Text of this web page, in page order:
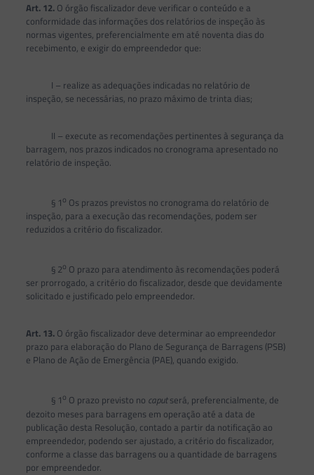
Art. 12.O órgão fiscalizador deve verificar o conteúdo e a
conformidade das informações dos relatórios de inspeção às
normas vigentes, preferencialmente em até noventa dias do
recebimento, e exigir do empreendedor que:
I – realize as adequações indicadas no relatório de
inspeção, se necessárias, no prazo máximo de trinta dias;
II – execute as recomendações pertinentes à segurança da
barragem, nos prazos indicados no cronograma apresentado no
relatório de inspeção.
§ 1o Os prazos previstos no cronograma do relatório de
inspeção, para a execução das recomendações, podem ser
reduzidos a critério do fiscalizador.
§ 2o O prazo para atendimento às recomendações poderá
ser prorrogado, a critério do fiscalizador, desde que devidamente
solicitado e justificado pelo empreendedor.
Art. 13.O órgão fiscalizador deve determinar ao empreendedor
prazo para elaboração do Plano de Segurança de Barragens (PSB)
e Plano de Ação de Emergência (PAE), quando exigido.
§ 1o O prazo previsto no caputserá, preferencialmente, de
dezoito meses para barragens em operação até a data de
publicação desta Resolução, contado a partir da notificação ao
empreendedor, podendo ser ajustado, a critério do fiscalizador,
conforme a classe das barragens ou a quantidade de barragens
por empreendedor.